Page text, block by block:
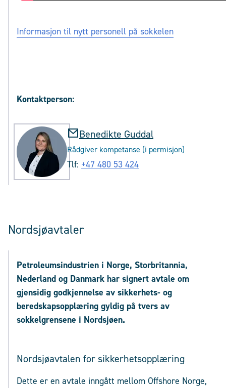
Informasjon til nytt personell på sokkelen
Kontaktperson:
Benedikte Guddal
Rådgiver kompetanse (i permisjon)
Tlf: +47 480 53 424
Nordsjøavtaler
Petroleumsindustrien i Norge, Storbritannia,
Nederland og Danmark har signert avtale om
gjensidig godkjennelse av sikkerhets- og
beredskapsopplæring gyldig på tvers av
sokkelgrensene i Nordsjøen.
Nordsjøavtalen for sikkerhetsopplæring
Dette er en avtale inngått mellom Offshore Norge,